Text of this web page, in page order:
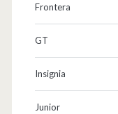
d
Frontera
GT
Insignia
Junior